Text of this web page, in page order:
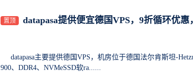
置顶 datapasa提供便宜德国VPS，9折循环优惠
datapasa主要提供德国VPS，机房位于德国法尔肯斯坦-
900、DDR4、NVMeSSD软ra......